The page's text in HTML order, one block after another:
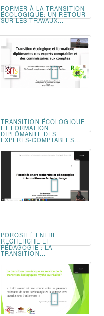
FORMER À LA TRANSITION
ÉCOLOGIQUE: UN RETOUR
SUR LES TRAVAUX...
TRANSITION ÉCOLOGIQUE
ET FORMATION
DIPLÔMANTE DES
EXPERTS-COMPTABLES...
POROSITÉ ENTRE
RECHERCHE ET
PÉDAGOGIE : LA
TRANSITION...